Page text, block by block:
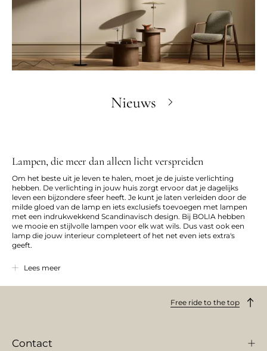
Nieuws
Lampen, die meer dan alleen licht verspreiden
Om het beste uit je leven te halen, moet je de juiste verlichting
hebben. De verlichting in jouw huis zorgt ervoor dat je dagelijks
leven een bijzondere sfeer heeft. Je kunt je laten verleiden door de
milde gloed van de lamp en iets exclusiefs toevoegen met lampen
met een indrukwekkend Scandinavisch design. Bij BOLIA hebben
we mooie en stijlvolle lampen voor elk wat wils. Dus vast ook een
lamp die jouw interieur completeert of het net even iets extra's
geeft.
Welke lamp past bij een sensuele, nachtelijke tango en welke lamp is
familie? Bij BOLIA vind jevloerlampen,hanglampen,tafellampenen
doordachte Scandinavische design hebben onze lampen met elkaar
Designlampen met ingebouwde wauw-factor
Lees meer
Free ride to the top
Contact